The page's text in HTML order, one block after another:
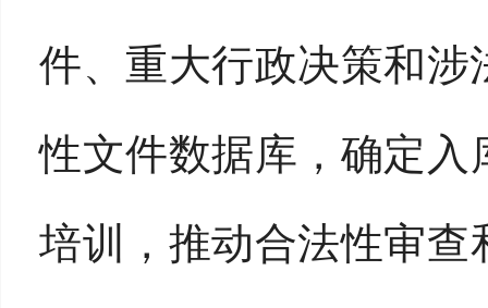
件、重大行政决策和涉
性文件数据库，确定
培训，推动合法性审